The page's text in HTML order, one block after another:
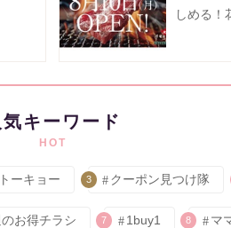
しめる！
キーワード
HOT
ーキョー 3 クーポン見つけ隊
お得チラシ 7 1buy1 8 マ